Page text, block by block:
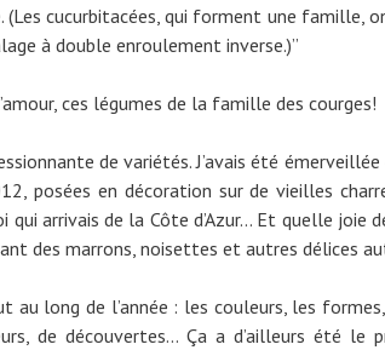
cucurbitacées, qui forment une famille,
à double enroulement inverse.)”
ces légumes de la famille des courges!
de variétés. J’avais été
posées en décoration sur de vieilles
arrivais de la Côte d’Azur… Et quelle joie
des marrons, noisettes et autres délices
au long de l’année : les couleurs, les
de découvertes… Ça a d’ailleurs été